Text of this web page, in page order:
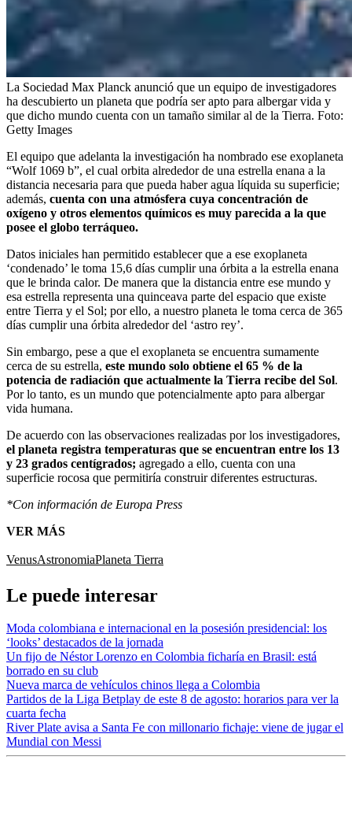
La Sociedad Max Planck anunció que un equipo de investigadores
ha descubierto un planeta que podría ser apto para albergar vida y
que dicho mundo cuenta con un tamaño similar al de la Tierra. Foto:
Getty Images
El equipo que adelanta la investigación ha nombrado ese exoplaneta
“Wolf 1069 b”, el cual orbita alrededor de una estrella enana a la
distancia necesaria para que pueda haber agua líquida su superficie;
además, cuenta con una atmósfera cuya concentración de
oxígeno y otros elementos químicos es muy parecida a la que
posee el globo terráqueo.
Datos iniciales han permitido establecer que a ese exoplaneta
‘condenado’ le toma 15,6 días cumplir una órbita a la estrella enana
que le brinda calor. De manera que la distancia entre ese mundo y
esa estrella representa una quinceava parte del espacio que existe
entre Tierra y el Sol; por ello, a nuestro planeta le toma cerca de 365
días cumplir una órbita alrededor del ‘astro rey’.
Sin embargo, pese a que el exoplaneta se encuentra sumamente
cerca de su estrella, este mundo solo obtiene el 65 % de la
potencia de radiación que actualmente la Tierra recibe del Sol.
Por lo tanto, es un mundo que potencialmente apto para albergar
vida humana.
De acuerdo con las observaciones realizadas por los investigadores,
el planeta registra temperaturas que se encuentran entre los 13
y 23 grados centígrados; agregado a ello, cuenta con una
superficie rocosa que permitiría construir diferentes estructuras.
*Con información de Europa Press
VER MÁS
VenusAstronomiaPlaneta Tierra
Le puede interesar
Moda colombiana e internacional en la posesión presidencial: los
‘looks’ destacados de la jornada
Un fijo de Néstor Lorenzo en Colombia ficharía en Brasil: está
borrado en su club
Nueva marca de vehículos chinos llega a Colombia
Partidos de la Liga Betplay de este 8 de agosto: horarios para ver la
cuarta fecha
River Plate avisa a Santa Fe con millonario fichaje: viene de jugar el
Mundial con Messi